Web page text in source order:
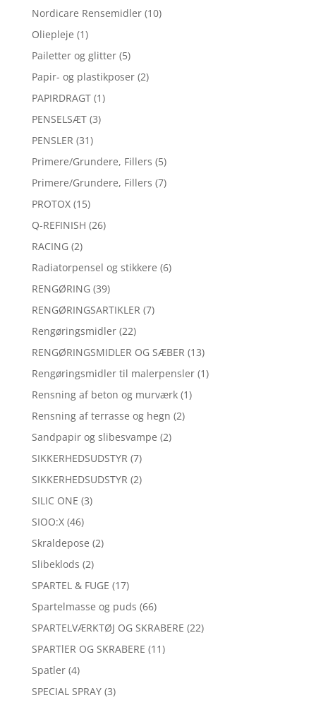
Nordicare Rensemidler (10)
Oliepleje (1)
Pailetter og glitter (5)
Papir- og plastikposer (2)
PAPIRDRAGT (1)
PENSELSÆT (3)
PENSLER (31)
Primere/Grundere, Fillers (5)
Primere/Grundere, Fillers (7)
PROTOX (15)
Q-REFINISH (26)
RACING (2)
Radiatorpensel og stikkere (6)
RENGØRING (39)
RENGØRINGSARTIKLER (7)
Rengøringsmidler (22)
RENGØRINGSMIDLER OG SÆBER (13)
Rengøringsmidler til malerpensler (1)
Rensning af beton og murværk (1)
Rensning af terrasse og hegn (2)
Sandpapir og slibesvampe (2)
SIKKERHEDSUDSTYR (7)
SIKKERHEDSUDSTYR (2)
SILIC ONE (3)
SIOO:X (46)
Skraldepose (2)
Slibeklods (2)
SPARTEL & FUGE (17)
Spartelmasse og puds (66)
SPARTELVÆRKTØJ OG SKRABERE (22)
SPARTlER OG SKRABERE (11)
Spatler (4)
SPECIAL SPRAY (3)